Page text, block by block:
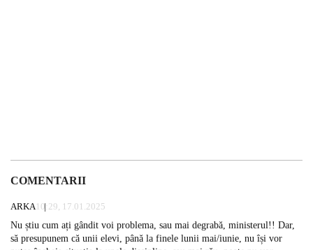
COMENTARII
ARKA10:29, 17.01.2025
Nu știu cum ați gândit voi problema, sau mai degrabă, ministerul!! Dar,
să presupunem că unii elevi, până la finele lunii mai/iunie, nu își vor